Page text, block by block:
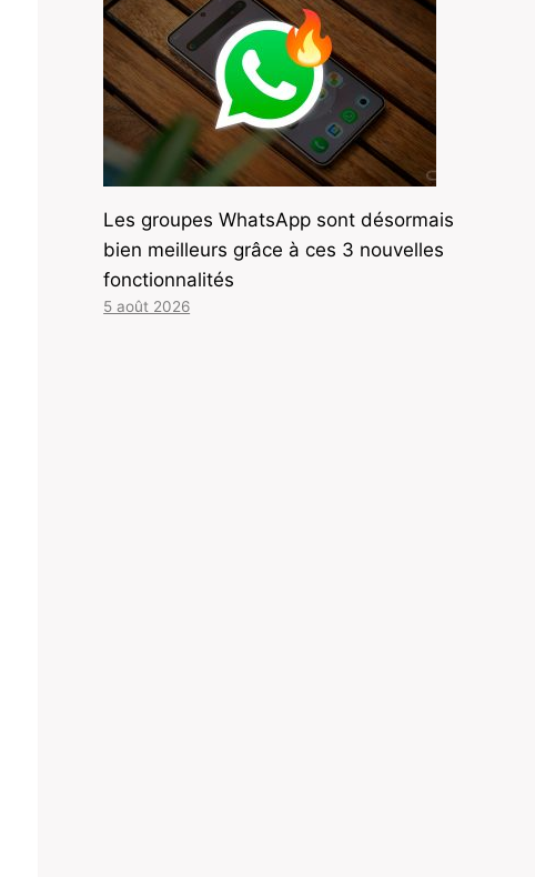
Les groupes WhatsApp sont désormais
bien meilleurs grâce à ces 3 nouvelles
fonctionnalités
5 août 2026